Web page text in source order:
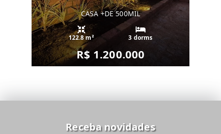
CASA +DE 500MIL
122.8 m² 3 dorms
R$ 1.200.000
Receba novidades